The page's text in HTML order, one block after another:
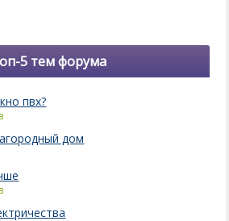
5 тем форума
пвх?
дом